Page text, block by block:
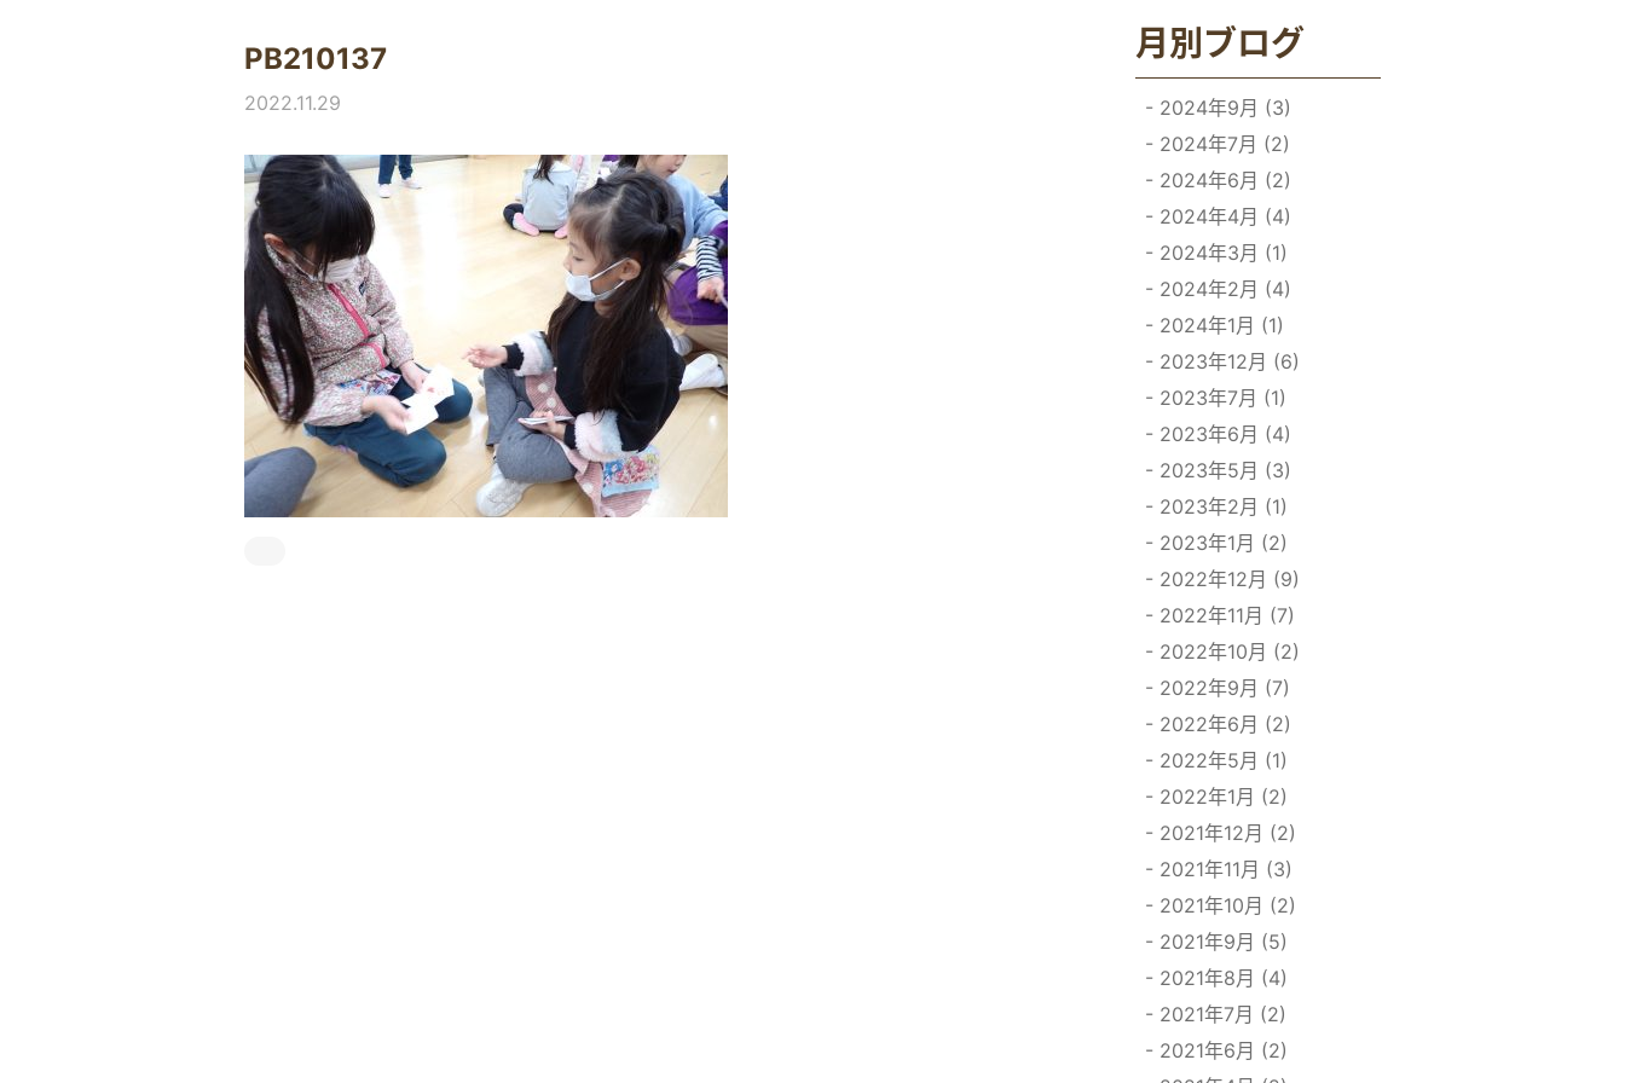
PB210137
2022.11.29
月別ブログ
2024年9月 (3)
2024年7月 (2)
2024年6月 (2)
2024年4月 (4)
2024年3月 (1)
2024年2月 (4)
2024年1月 (1)
2023年12月 (6)
2023年7月 (1)
2023年6月 (4)
2023年5月 (3)
2023年2月 (1)
2023年1月 (2)
2022年12月 (9)
2022年11月 (7)
2022年10月 (2)
2022年9月 (7)
2022年6月 (2)
2022年5月 (1)
2022年1月 (2)
2021年12月 (2)
2021年11月 (3)
2021年10月 (2)
2021年9月 (5)
2021年8月 (4)
2021年7月 (2)
2021年6月 (2)